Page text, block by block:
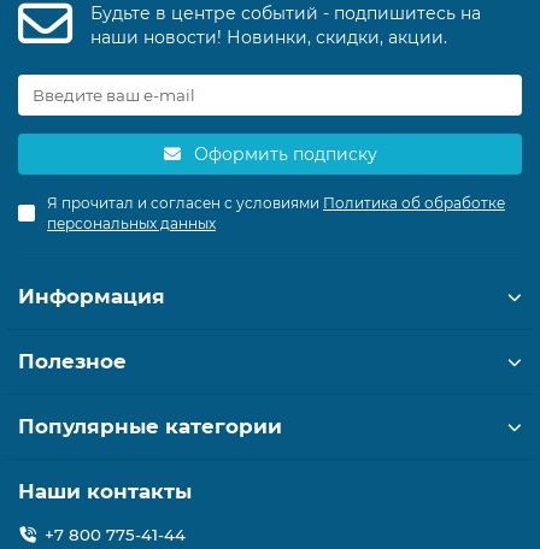
Будьте в центре событий - подпишитесь на
наши новости! Новинки, скидки, акции.
Оформить подписку
Я прочитал и согласен с условиями Политика об обработке
персональных данных
Информация
Полезное
Популярные категории
Наши контакты
+7 800 775-41-44